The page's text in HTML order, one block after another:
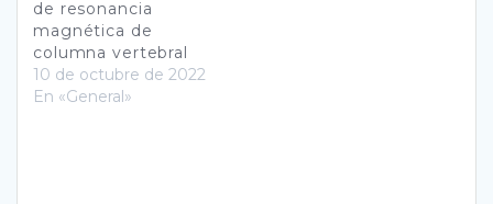
de resonancia
magnética de
columna vertebral
10 de octubre de 2022
En «General»